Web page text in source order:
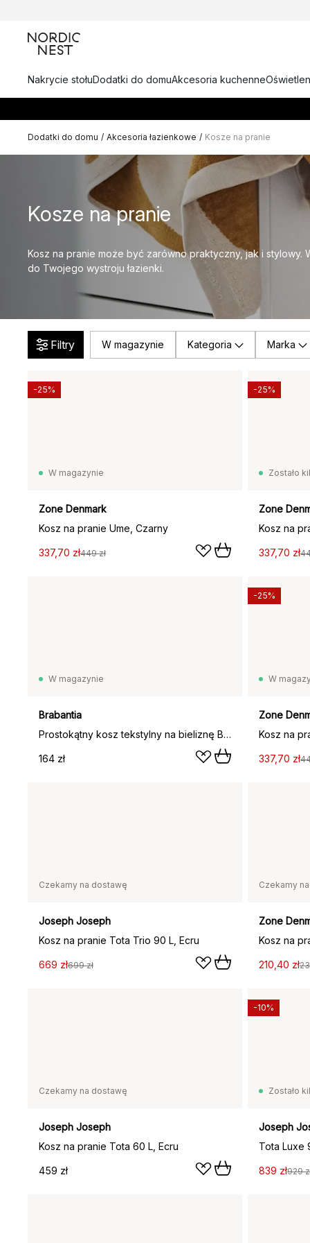
Nakrycie stołuDodatki do domuAkcesoria kuchenne
Dodatki do domu / Akcesoria łazienkowe / Kosze na pranie
Kosze na pranie
Kosz na pranie może być zarówno praktyczny, jak i stylowy.
do Twojego wystroju łazienki.
Filtry W magazynie Kategoria Marka
W magazynie
Zone Denmark
Kosz na pranie Ume, Czarny
337,70 zł449 zł
-25%
Zostało
Zone
Kosz na
337,70 zł
-25%
W magazynie
Brabantia
Prostokątny kosz tekstylny na bieliznę Brabantia 55 litrów, jasny szary
164 zł
W
Zone
Kosz na
337,70 zł
-25%
Czekamy na dostawę
Joseph Joseph
Kosz na pranie Tota Trio 90 L, Ecru
669 zł699 zł
Czekamy
Zone
210,40 zł
Czekamy na dostawę
Joseph Joseph
Kosz na pranie Tota 60 L, Ecru
459 zł
Zostało
Joseph
839 zł929
-10%